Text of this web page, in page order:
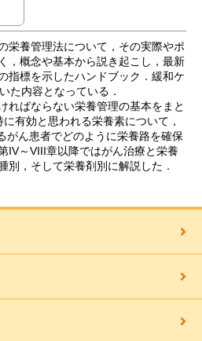
栄養管理法について，その実際やポ
，概念や基本から説き起こし，最新
指標を示したハンドブック．緩和ケ
た内容となっている．
ばならない栄養管理の基本をまと
有効と思われる栄養素について，
がん患者でどのように栄養路を確保
IV～VIII章以降ではがん治療と栄養
別，そして栄養剤別に解説した．